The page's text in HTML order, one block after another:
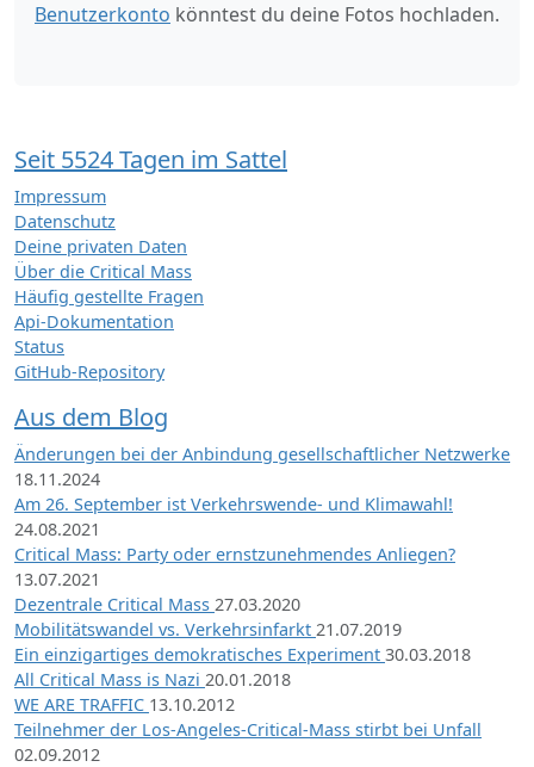
Benutzerkonto könntest du deine Fotos hochladen.
Seit 5524 Tagen im Sattel
Impressum
Datenschutz
Deine privaten Daten
Über die Critical Mass
Häufig gestellte Fragen
Api-Dokumentation
Status
GitHub-Repository
Aus dem Blog
Änderungen bei der Anbindung gesellschaftlicher Netzwerke
18.11.2024
Am 26. September ist Verkehrswende- und Klimawahl!
24.08.2021
Critical Mass: Party oder ernstzunehmendes Anliegen?
13.07.2021
Dezentrale Critical Mass 27.03.2020
Mobilitätswandel vs. Verkehrsinfarkt 21.07.2019
Ein einzigartiges demokratisches Experiment 30.03.2018
All Critical Mass is Nazi 20.01.2018
WE ARE TRAFFIC 13.10.2012
Teilnehmer der Los-Angeles-Critical-Mass stirbt bei Unfall
02.09.2012